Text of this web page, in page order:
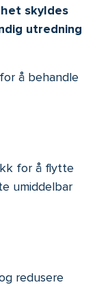
skyldes
utredning
å behandle
for å flytte
umiddelbar
redusere